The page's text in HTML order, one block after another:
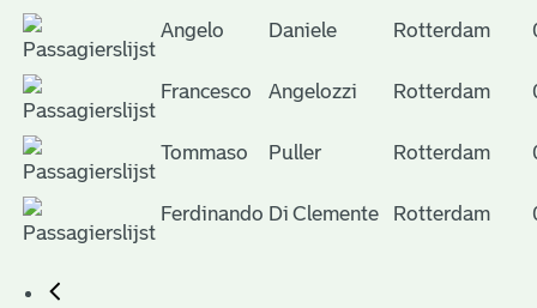
Angelo Daniele Rotterdam
Francesco Angelozzi Rotterdam
Tommaso Puller Rotterdam
Ferdinando Di Clemente Rotterdam